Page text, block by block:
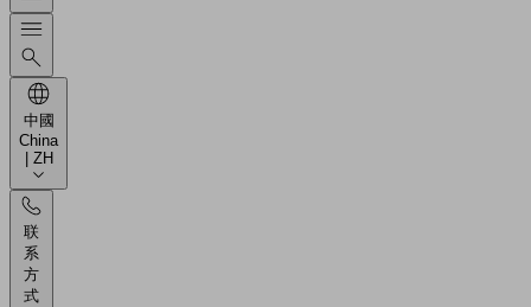
中國
China
| ZH
联
系
方
式